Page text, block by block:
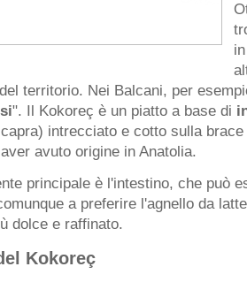
territorio. Nei Balcani, per
". Il Kokoreç è un piatto a base di
intrecciato e cotto sulla
avuto origine in Anatolia.
principale è l'intestino, che può
a preferire l'agnello da
dolce e raffinato.
Kokoreç